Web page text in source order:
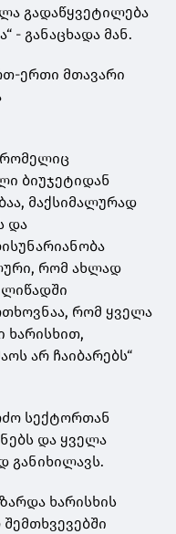
გადაწყვეტილება
- განაცხადა მან.
ერთი მთავარი
რომელიც
ბიუჯეტიდან
მაქსიმალურად
და
რომ ახლად
რომ ყველა
ხარისხით,
არ ჩაიბარებს“
სექტორთან
და ყველა
განიხილავს.
ხარისხის